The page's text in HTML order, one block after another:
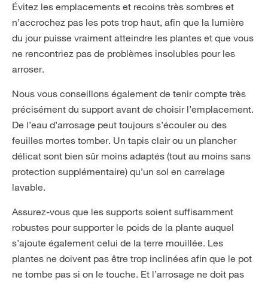
Évitez les emplacements et recoins très sombres et
n’accrochez pas les pots trop haut, afin que la lumière
du jour puisse vraiment atteindre les plantes et que vous
ne rencontriez pas de problèmes insolubles pour les
arroser.
Nous vous conseillons également de tenir compte très
précisément du support avant de choisir l’emplacement.
De l’eau d’arrosage peut toujours s’écouler ou des
feuilles mortes tomber. Un tapis clair ou un plancher
délicat sont bien sûr moins adaptés (tout au moins sans
protection supplémentaire) qu’un sol en carrelage
lavable.
Assurez-vous que les supports soient suffisamment
robustes pour supporter le poids de la plante auquel
s’ajoute également celui de la terre mouillée. Les
plantes ne doivent pas être trop inclinées afin que le pot
ne tombe pas si on le touche. Et l’arrosage ne doit pas